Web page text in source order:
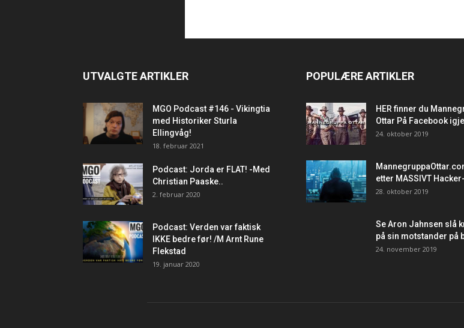
UTVALGTE ARTIKLER
MGO Podcast #146 - Vikingtia
med Historiker Sturla
Ellingvåg!
18. februar 2021
Podcast: Jorda er FLAT! -Med
Christian Paaske..
2. februar 2020
Podcast: Verden var faktisk
IKKE bedre før! /M Arnt Rune
Flekstad
19. januar 2020
POPULÆRE ARTIKLER
HER finner du
Ottar På Facebook
24. oktober 2019
etter MASSIVT
28. oktober 2019
Se Aron Jahnsen slå
på sin motstander på
24. november 2019